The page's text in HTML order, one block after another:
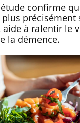
confirme
précisément
aide à ralentir le
la démence.